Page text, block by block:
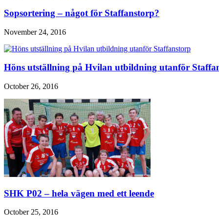
Sopsortering – något för Staffanstorp?
November 24, 2016
Höns utställning på Hvilan utbildning utanför
October 26, 2016
SHK P02 – hela vägen med ett leende
October 25, 2016